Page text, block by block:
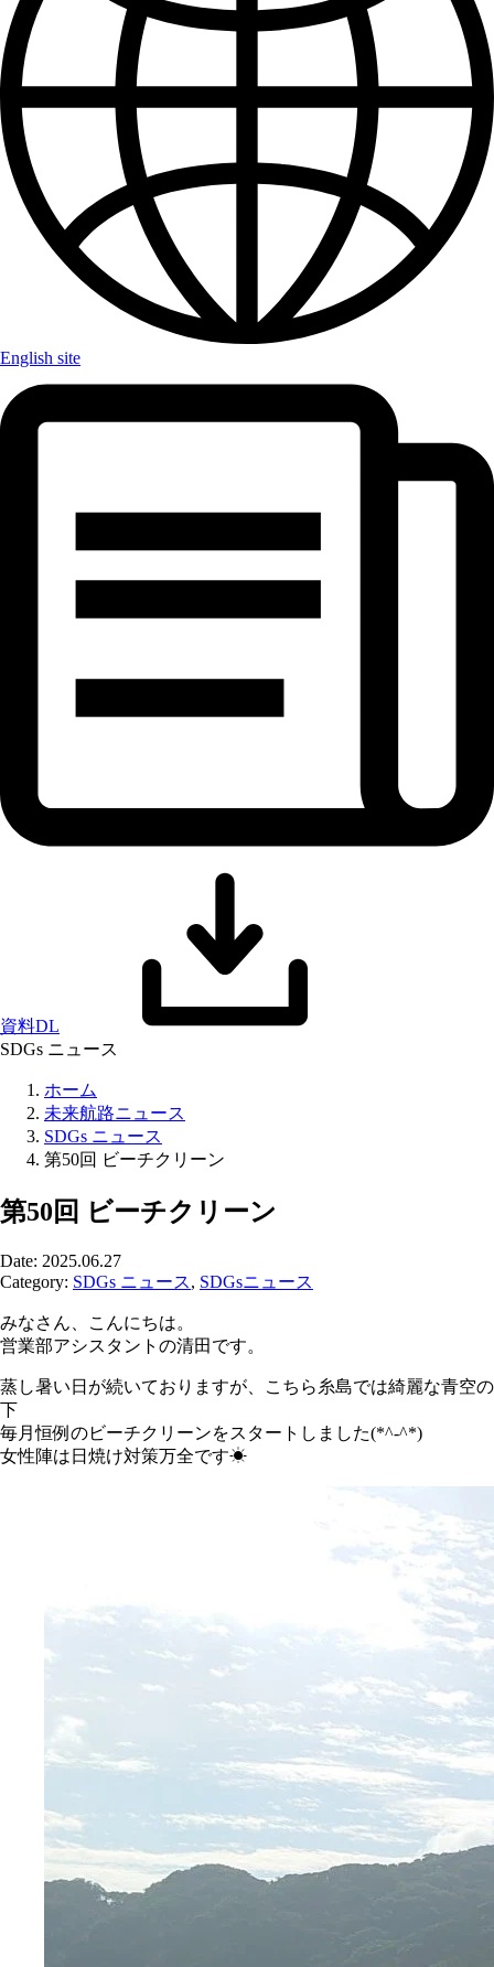
English site
資料DL
SDGs ニュース
ホーム
未来航路ニュース
SDGs ニュース
第50回 ビーチクリーン
第50回 ビーチクリーン
Date: 2025.06.27
Category: SDGs ニュース, SDGsニュース
みなさん、こんにちは。
営業部アシスタントの清田です。
蒸し暑い日が続いておりますが、こちら糸島では綺麗な青空の
下
毎月恒例のビーチクリーンをスタートしました(*^-^*)
女性陣は日焼け対策万全です☀